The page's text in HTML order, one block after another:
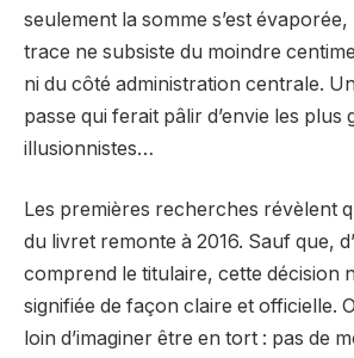
seulement la somme s’est
trace ne subsiste du moindre
ni du côté administration centrale.
passe qui ferait pâlir d’envie les plus
illusionnistes…
Les premières recherches révèlent
du livret remonte à 2016. Sauf que,
comprend le titulaire, cette décision
signifiée de façon claire et officielle.
loin d’imaginer être en tort : pas de